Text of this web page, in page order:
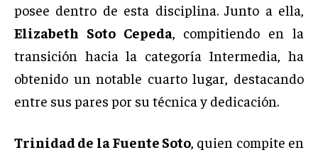
posee dentro de esta disciplina. Junto a ella,
Elizabeth Soto Cepeda, compitiendo en la
transición hacia la categoría Intermedia, ha
obtenido un notable cuarto lugar, destacando
entre sus pares por su técnica y dedicación.
Trinidad de la Fuente Soto, quien compite en